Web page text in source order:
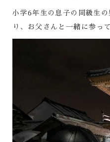
小学6年生の息子の同級生
り、お父さんと一緒に参っ